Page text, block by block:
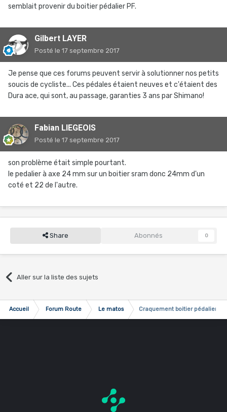
semblait provenir du boitier pédalier PF.
Gilbert LAYER
Posté le 17 septembre 2017
Je pense que ces forums peuvent servir à solutionner nos petits
soucis de cycliste... Ces pédales étaient neuves et c'étaient des
Dura ace, qui sont, au passage, garanties 3 ans par Shimano!
Fabian LIEGEOIS
Posté le 17 septembre 2017
son problème était simple pourtant.
le pedalier à axe 24 mm sur un boitier sram donc 24mm d'un
coté et 22 de l'autre.
Share Abonnés 0
Aller sur la liste des sujets
Accueil Forum Route Le matos Craquement boitier pédalier